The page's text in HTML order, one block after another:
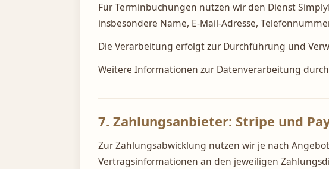
Für Terminbuchungen nutzen wir den Dienst
insbesondere Name, E-Mail-Adresse,
Die Verarbeitung erfolgt zur Durchführung und
Weitere Informationen zur Datenverarbeitung
7. Zahlungsanbieter: Stripe und
Zur Zahlungsabwicklung nutzen wir je nach
Vertragsinformationen an den jeweiligen